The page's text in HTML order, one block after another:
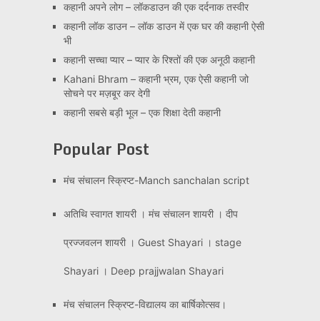
कहानी अपने लोग – लॉकडाउन की एक दर्दनाक तस्वीर
कहानी लॉक डाउन – लॉक डाउन में एक घर की कहानी ऐसी
भी
कहानी सच्चा प्यार – प्यार के रिश्तों की एक अनूठी कहानी
Kahani Bhram – कहानी भ्रम, एक ऐसी कहानी जो
सोचने पर मज़बूर कर देगी
कहानी सबसे बड़ी भूल – एक शिक्षा देती कहानी
Popular Post
मंच संचालन स्क्रिप्ट-Manch sanchalan script
अतिथि स्वागत शायरी । मंच संचालन शायरी । दीप
प्रज्जवलन शायरी । Guest Shayari । stage
Shayari । Deep prajjwalan Shayari
मंच संचालन स्क्रिप्ट-विद्यालय का बार्षिकोत्सव।